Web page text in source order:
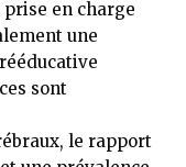
prise en charge
une
sont
le rapport